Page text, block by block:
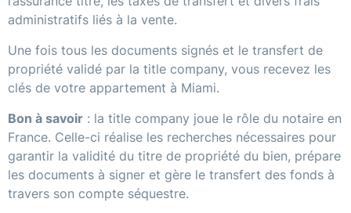
administratifs liés à la vente.
Une fois tous les documents signés et le transfert de
propriété validé par la title company, vous recevez les
clés de votre appartement à Miami.
Bon à savoir : la title company joue le rôle du notaire en
France. Celle-ci réalise les recherches nécessaires pour
garantir la validité du titre de propriété du bien, prépare
les documents à signer et gère le transfert des fonds à
travers son compte séquestre.